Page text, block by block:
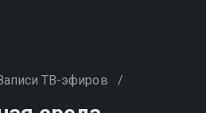
ТВ-эфиров /